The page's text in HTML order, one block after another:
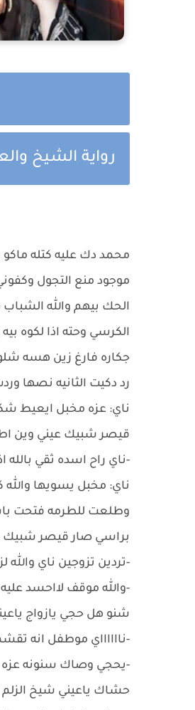
رواية الشيخ
موجود منع التجول
الحك بيهم والله
جكاره فارغ زين هسه
رد دكيت الثانيه نصها
ناي: عزه مخبل ايعيط شكو ساعه
قيصر شبيك عيني وين
-ناي راح اسده ثقي بالله
ناي: مخبل يسويها
وطلعت للطرمه فتحت
براسي صار قيصر شبيك
-تردين تزوجين ناي والله
-والله موقف لااحسد
شنو هل حجي يازواج
-نااااااي موطفل انه
-يحجي وصاك سنونه عزه
حشاك ياعيني شيخ